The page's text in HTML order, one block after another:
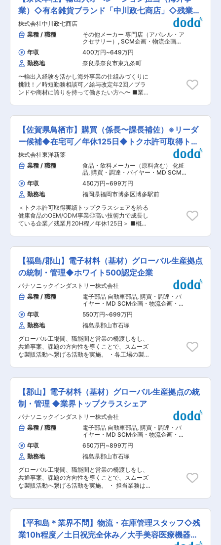
を実現化します。 ・明確なコスト低減目標をも
ち、詳細なプロジェクトタイムラインのもとで業
務を推進します。 〇職務内容 ・自動車部品商品
バイヤーとして、担当部品のコスト、品質、納期
の要件を満たす持続可能な供給ソリューションを
達成のために推進します。 ・ベンチマークのコス
ト、品質、納期を確保するために、ヨーロッパお
よびその他の市場に拠点を置くサプライヤーと交
渉します。 ・既存のサプライヤーの競争力に挑戦
するために、新しいサプライヤーおよび新しいテ
クノロジーを開拓します。 ・他部門と協力し、コ
スト削減のアイデアを実現化します。 ・明確なコ
とに仕事をし、新製品プロジェクトの目標コスト
およびタイムラインを達成します。 変更の範囲：
や製造部門と連携し、円滑な納品を進め輸出を行
うこと、およびそれに不随する課題を改善するこ
とです。 受注・貿易事務に加え、社内サプライチ
ェーン管掌を担う部門への変革を目指していま
す。 ■業務内容： 当社のSCM部にてこれまでの
知見を活かし、当該業務に加え、サプライチェー
ン課題の改善などS&OPの推進に中心となって取
り組んでいただきます。 ＜具体的な業務内容＞
・顧客からの発注書・フォーキャストの受領、生
産部門(原材料調達／製造工場)への展開 ・生産状
況の進捗確認・調整、顧客への納期回答・調整 ・
船積み対応(BOOKING、輸出書類作成(IV,PL,各種
証明書)) ・顧客からの問い合わせ対応
ンの管掌として社内各部署との連携を深めること
で総合的管理能力を培うことができます。また
日々変化するグローバルな経済環境下に対応する
ため貿易実務もブラッシュアップすることができ
ます。 ■組織構成： 管理職含めて合計15名程の
メンバーで構成、うち4名が当担当。 ■当社の特
徴： （１）容器と中身（処方）の同時開発 化粧
品の中身と容器を自社で同時に開発できる点が強
みです。これにより品質の安定と短納期での納品
が可能です。また世界最高水準の品質を維持して
おり、国内外の大手ブランドのお客様からも信頼
を獲得しております。 （２）独自の容器設計で
400件以上の特許を保有 創業以来、独自の容器設
開発拠点には100名以上の社員が在籍し、これま
でも1本に多くの色が入ったペンシルなど革新的
の定める業務
業）◇有名雑貨ブランド「中川政七商店」◇残業月
10h程
株式会社中川政七商店
業種 / 職種
その他メーカー 専門店（アパレル・ア
クセサリー） , SCM企画・物流企画・
需要予測 貿易業務（輸出入業務・通関
など）
年収 400万円~649万円
勤務地
奈良県奈良市東九条町
〜輸出入経験を活かし海外事業の仕組みづくりに
挑戦！／時短勤務相談可／給与改定年2回／ブラ
ンドや商材に誇りを持って働きたい方へ〜 ■業務
を担当します。安定した海外供給体制の構築を通
じて、同社の海外事業拡大を支える重要な役割で
す。 ■業務詳細 ・海外子会社、海外代理店向け
の受発注業務 ・輸出入に伴う出荷オペレーション
・在庫状況や各国規制を踏まえた出荷計画の立
案、調整 ・社内外関係者との連携による業務改善
・物流オペレーションの最適化推進 ※オンライ
ン・必要に応じ出張を組み合わせて業務に取り組
んでいただきます。 将来的には海外拠点の設立の
可能性もありますが、まだ現時点では具体的な計
画はありません。 ■業務のやりがい ・「日本の
工芸」を世界へ届ける挑戦 ロンドンでの1年間の
POPUP成功に続き、今後世界各地への展開を加
速させる非常にエキサイティングなフェーズで
す。 ・仕組みづくりから携われるやりがい 輸出
入のオペレーション体制を一から構築していく重
点の可能性など、事業の拡大と共に自身のキャリ
アも広げていける夢のあるポジションです。 ■組
織構成 海外事業を推進する少数精鋭の体制で業務
を進めています。 社内外の関係者と連携しながら
業務を推進するため、部門を越えたコミュニケー
ションが重要となります。 主体的な提案や改善活
動が歓迎される環境です。 ■働き方 勤務地は奈
良本社です。 リモートワークは相談可能で、必要
に応じて出張を組み合わせながら業務を進めま
す。 時短勤務の相談も可能で、有給休暇平均取得
日数は10.5日です。 ■当社の特徴 中川政七商店
は奈良で創業し、300年以上にわたり麻織物を原
点としたものづくりを続けてきました。現在は日
品、ギフト用品の企画・製造・販売を展開してい
ます。 伝統技術を現代の暮らしにつなげる取り組
る企業です。 変更の範囲：会社の定める業務
【佐賀県鳥栖市】購買（係長〜課長補佐）※リーダ
ー候補◆在宅可／年休125日◆トクホ許可取得トッ
プ級
株式会社東洋新薬
業種 / 職種
食品・飲料メーカー（原料含む） 化粧
品, 購買・調達・バイヤー・MD SCM
企画・物流企画・需要予測
年収 450万円~699万円
勤務地
福岡県福岡市博多区博多駅前
＜トクホ許可取得実績トップクラスシェアを誇る
健康食品のOEM/ODM事業◎高い技術力で成長し
ている企業／残業月20H程／年休125日＞ ■概
した天然由来素材の機能性をさらに高め、付加価
値の高い商品を提供する健康食品・化粧品の総合
受託製造メーカーです。今回募集をおこなう製造
管理部は製造のコントロールタワーとして受注を
受けてから出荷までをトータルコーディネートす
る役割を担っています。そのなかで今回はご経験
に応じて購買管理をお任せするポジションを募集
いたします。 ■業務詳細： ・発注業務 ・サプラ
イヤ、生産計画納期調整 ・購買計画の策定 ・入
荷検収管理 ・買掛管理 ・在庫管理 ・その他付随
する業務 今後はダイレクトクラウドやスケジュー
ラなど仕組みの導入を検討しております
（MCframe、Asprova）。 ■組織構成： 管理職1
名、主任1名、一般2名、契約社員1名、派遣社員3
名 ■やりがい： 製造業である当社にとって製造
管理部は要の部署です。市況も見ながら先手先手
価格での取引を追求していくスキルが求められま
す。また、実務に慣れてきたら組織強化の取り組
みにも積極的に参画していただきたいと考えてい
ます。例えば、分析をしっかりおこなって次のア
クションを素早くとれる組織にするためのデータ
の可視化など、よりレベルの高い生産実行を実現
するため、成長していきたいと思っています。ト
ップダウンが必要なこともありますが、実務のや
り方、コストの下げ方、品質の上げ方など、現場
で感じることが重要な項目については意見をどん
どん出し合っていきたいと考えています。 ■企業
特徴： 1997年の創業以来、トクホ（特定保健用
食品）の取得件数が200件を越え、また売上も
化粧品のメーカーでありながら、医薬品製造の厳
しい基準を満たす工場から生み出される商品の確
した原価管理、また製造と運営がバランスよく連
携をとっている点が強みです。 変更の範囲：会社
の定める業務
【福島/郡山】電子材料（基材）グローバル生産拠点
の統制・管理◆ホワイト500認定企業
パナソニックインダストリー株式会社
業種 / 職種
電子部品 自動車部品, 購買・調達・バ
イヤー・MD SCM企画・物流企画・需
要予測
年収 550万円~699万円
勤務地
福島県郡山市石塚
グローバル工場間、職能間と営業の橋渡しをし、
共通事案、課題の方向性を導くことで、スムーズ
な製販活動へ繋げる活動を実施。 ・各工場の製
Allocationを決めていく。その中で上司と共同で
中心人物となり、グローバルメンバーをリードし
ていく役割。 ・海外には中国、台湾、タイにも工
場があり、連携し共通の事象、課題解決を導く役
割も担っています。 ■具体的な業務例： ・原材
料のグローバル工場への分配会議開催。工場・調
達メンバーと連携し、原材料分配を調整。 ・原材
料・品番の終息活動について、各工場製造・技
術・営業とコミュニケーションしながら活動をリ
ードする。 ■組織ミッション： ・AIサーバーに代
表される電子機器の急速な需要拡大に伴い、電子
材料（多層材）分野においては供給能力が課題と
なっている。当社取引先サプライヤーの供給能力
および当社生産拠点における生産能力が未来需要
に対して充足しつづけるように統制および管理を
行う必要があります。 管理部ではグローバル電子
リューとして組織運営を行います。 ・グローバル
管理課ではグローバル生産拠点のISP（在庫・販
売・生産）情報を集計・管理・分析し課題の見え
【郡山】電子材料（基材）グローバル生産拠点の統
制・管理 ◆業界トップクラスシェア
パナソニックインダストリー株式会社
業種 / 職種
電子部品 自動車部品, 購買・調達・バ
イヤー・MD SCM企画・物流企画・需
要予測
年収 650万円~899万円
勤務地
福島県郡山市石塚
グローバル工場間、職能間と営業の橋渡しをし、
共通事案、課題の方向性を導くことで、スムーズ
な製販活動へ繋げる活動を実施。 ・ 担当業務は
ます。 ・ 基板材料(ＣＣＬ)市場では商品安定供給
を求められており、グローバルでの原材料確保、
生産キャパシティーの分析をする重要な役割で
す。 ・ 海外には中国、台湾、タイにも工場があ
り、連携し共通の事象、課題解決を導く役割も担
【平和島＊業界不問】物流・在庫管理スタッフ◇残
業10h程度／土日祝完全休み／大手美容医療機器メ